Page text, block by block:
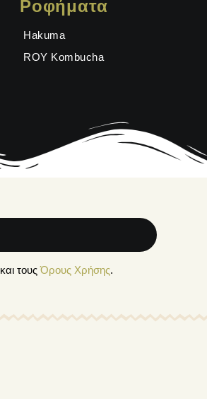
Ροφήματα
Hakuma
ROY Kombucha
και τουςΌρους Χρήσης.